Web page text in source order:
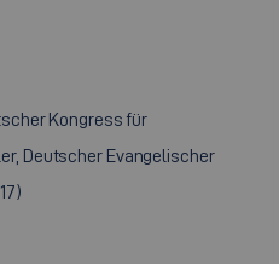
Kongress für
Deutscher Evangelischer